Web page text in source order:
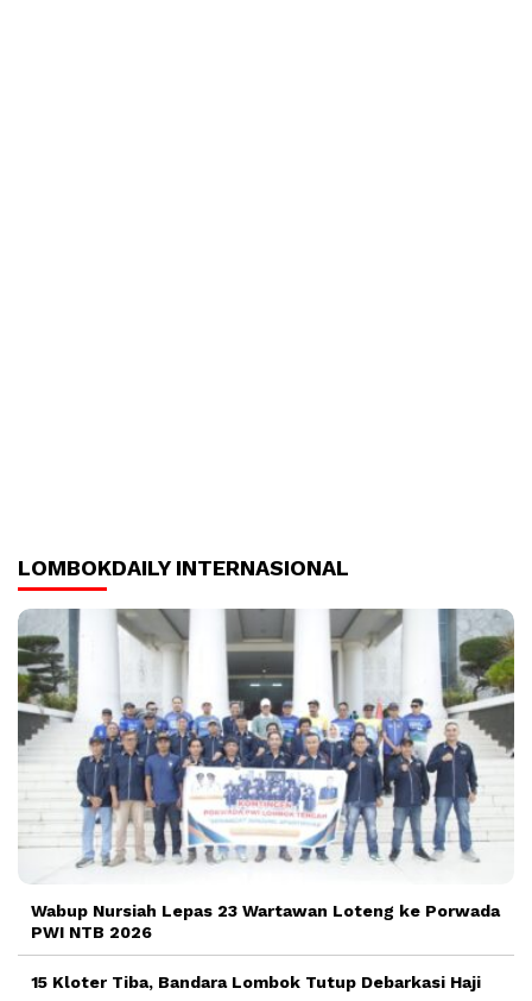
LOMBOKDAILY INTERNASIONAL
Wabup Nursiah Lepas 23 Wartawan Loteng ke Porwada
PWI NTB 2026
15 Kloter Tiba, Bandara Lombok Tutup Debarkasi Haji